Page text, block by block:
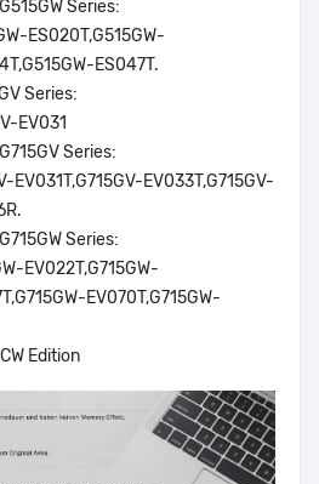
Series:
ES020T,G515GW-
ES047T.
Series:
EV031
Series:
EV031T,G715GV-EV033T,G715GV-
Series:
EV022T,G715GW-
EV070T,G715GW-
Edition